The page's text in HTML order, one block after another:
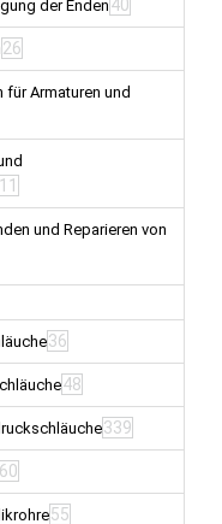
der Enden 40
26
für Armaturen und
11
und Reparieren von
36
48
339
55